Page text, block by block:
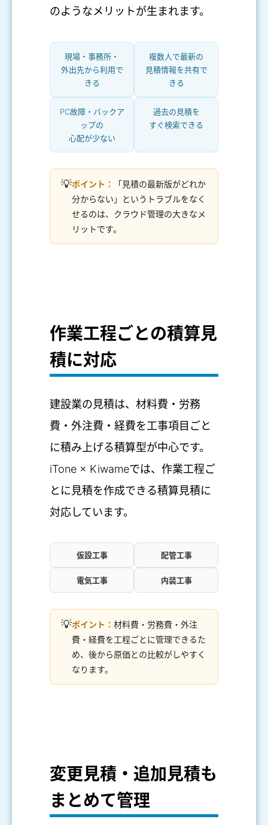
のようなメリットが生まれます。
現場・事務所・
外出先から利用で
きる
複数人で最新の
見積情報を共有で
きる
PC故障・バックア
ップの
心配が少ない
過去の見積を
すぐ検索できる
💡ポイント：
「見積の最新版がどれか
分からない」というトラブルをなく
せるのは、クラウド管理の大きなメ
リットです。
作業工程ごとの積算見
積に対応
建設業の見積は、材料費・労務
費・外注費・経費を工事項目ごと
に積み上げる積算型が中心です。
iTone × Kiwameでは、作業工程ご
とに見積を作成できる積算見積に
対応しています。
仮設工事 配管工事
電気工事 内装工事
💡ポイント： 材料費・労務費・外注
費・経費を工程ごとに管理できるた
め、後から原価との比較がしやすく
なります。
変更見積・追加見積も
まとめて管理